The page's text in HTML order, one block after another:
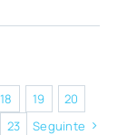
18 19
20
23 Seguinte